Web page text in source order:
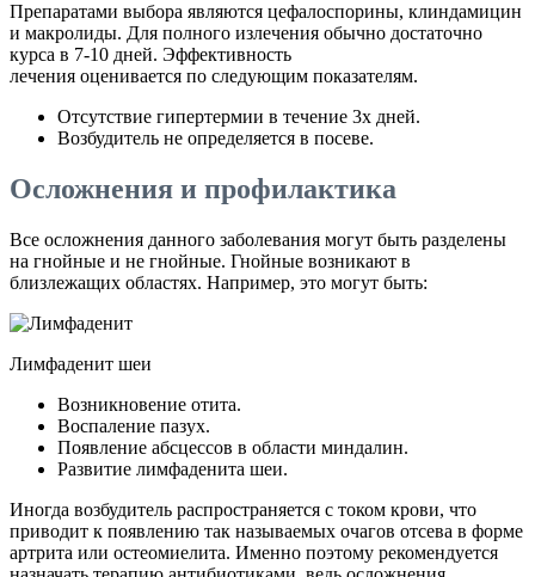
Препаратами выбора являются цефалоспорины, клиндамицин
и макролиды. Для полного излечения обычно достаточно
курса в 7-10 дней. Эффективность
лечения оценивается по следующим показателям.
Отсутствие гипертермии в течение 3х дней.
Возбудитель не определяется в посеве.
Осложнения и профилактика
Все осложнения данного заболевания могут быть разделены
на гнойные и не гнойные. Гнойные возникают в
близлежащих областях. Например, это могут быть:
Лимфаденит шеи
Возникновение отита.
Воспаление пазух.
Появление абсцессов в области миндалин.
Развитие лимфаденита шеи.
Иногда возбудитель распространяется с током крови, что
приводит к появлению так называемых очагов отсева в форме
артрита или остеомиелита. Именно поэтому рекомендуется